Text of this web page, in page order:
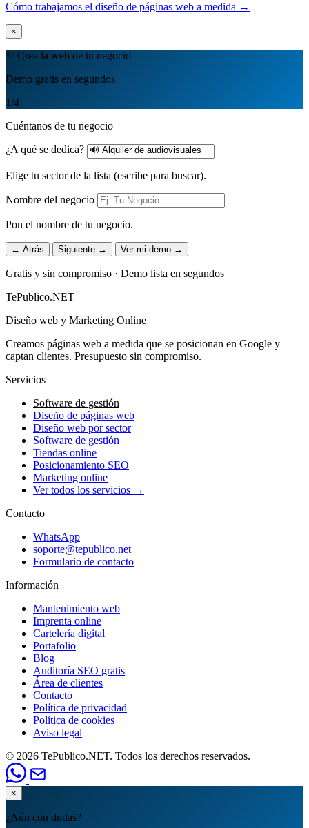
Cómo trabajamos el diseño de páginas web a medida →
×
✨ Crea la web de tu negocio
Demo gratis en segundos
1/4
Cuéntanos de tu negocio
¿A qué se dedica?
Elige tu sector de la lista (escribe para buscar).
Nombre del negocio
Pon el nombre de tu negocio.
← Atrás Siguiente → Ver mi demo →
Gratis y sin compromiso · Demo lista en segundos
TePublico.NET
Diseño web y Marketing Online
Creamos páginas web a medida que se posicionan en Google y
captan clientes. Presupuesto sin compromiso.
Servicios
Software de gestión
Diseño de páginas web
Diseño web por sector
Software de gestión
Tiendas online
Posicionamiento SEO
Marketing online
Ver todos los servicios →
Contacto
WhatsApp
soporte@tepublico.net
Formulario de contacto
Información
Mantenimiento web
Imprenta online
Cartelería digital
Portafolio
Blog
Auditoría SEO gratis
Área de clientes
Contacto
Política de privacidad
Política de cookies
Aviso legal
© 2026 TePublico.NET. Todos los derechos reservados.
×
¿Aún con dudas?